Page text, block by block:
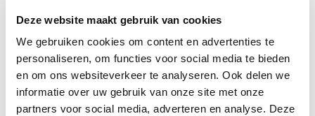
Deze website maakt gebruik van cookies
We gebruiken cookies om content en advertenties te
personaliseren, om functies voor social media te bieden
en om ons websiteverkeer te analyseren. Ook delen we
informatie over uw gebruik van onze site met onze
partners voor social media, adverteren en analyse. Deze
200ml - 71199
VALLEJO
Vallejo Surface Primer